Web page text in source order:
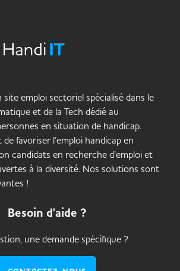
emploi sectoriel spécialisé dans le
et de la Tech dédié au
en situation de handicap.
favoriser l’emploi handicap en
candidats en recherche d’emploi et
à la diversité. Nos solutions sont
!
Besoin d'aide ?
une demande spécifique ?